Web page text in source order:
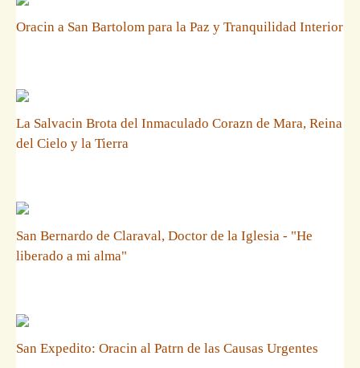
Oracin a San Bartolom para la Paz y Tranquilidad Interior
La Salvacin Brota del Inmaculado Corazn de Mara, Reina
del Cielo y la Tierra
San Bernardo de Claraval, Doctor de la Iglesia - "He
liberado a mi alma"
San Expedito: Oracin al Patrn de las Causas Urgentes